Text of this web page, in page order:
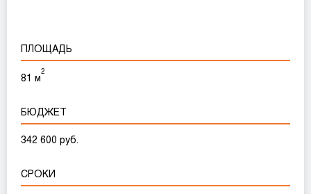
ПЛОЩАДЬ
81 м
2
БЮДЖЕТ
342 600 руб.
СРОКИ